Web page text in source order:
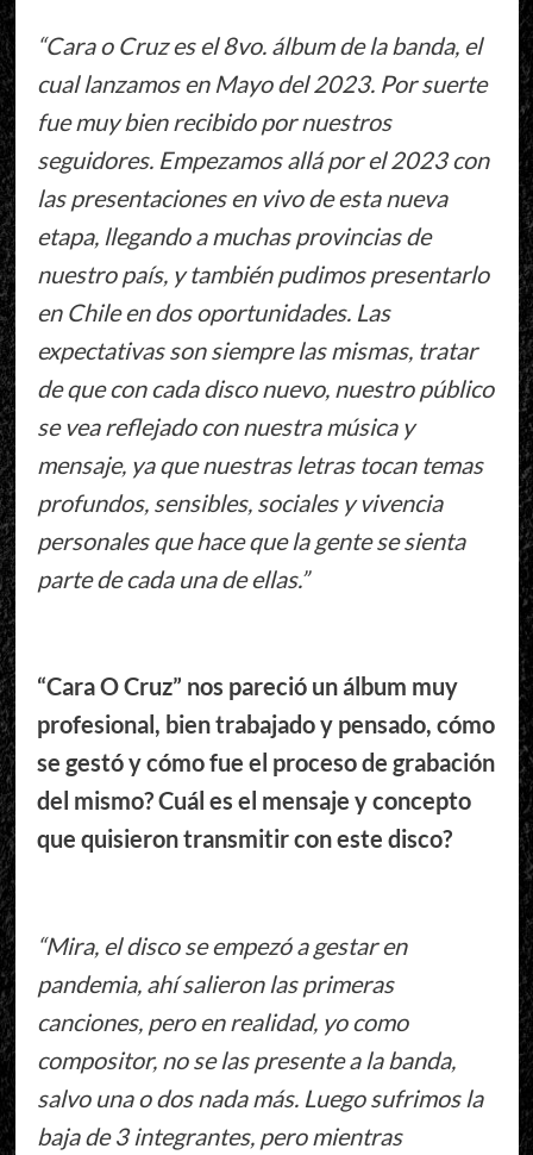
“Cara o Cruz es el 8vo. álbum de la banda, el
cual lanzamos en Mayo del 2023. Por suerte
fue muy bien recibido por nuestros
seguidores. Empezamos allá por el 2023 con
las presentaciones en vivo de esta nueva
etapa, llegando a muchas provincias de
nuestro país, y también pudimos presentarlo
en Chile en dos oportunidades. Las
expectativas son siempre las mismas, tratar
de que con cada disco nuevo, nuestro público
se vea reflejado con nuestra música y
mensaje, ya que nuestras letras tocan temas
profundos, sensibles, sociales y vivencia
personales que hace que la gente se sienta
parte de cada una de ellas.”
“Cara O Cruz” nos pareció un álbum muy
profesional, bien trabajado y pensado, cómo
se gestó y cómo fue el proceso de grabación
del mismo? Cuál es el mensaje y concepto
que quisieron transmitir con este disco?
“Mira, el disco se empezó a gestar en
pandemia, ahí salieron las primeras
canciones, pero en realidad, yo como
compositor, no se las presente a la banda,
salvo una o dos nada más. Luego sufrimos la
baja de 3 integrantes, pero mientras